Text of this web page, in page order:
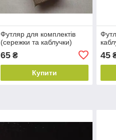
Футляр для комплектів
(сережки та каблучки)
65₴
Купити
45